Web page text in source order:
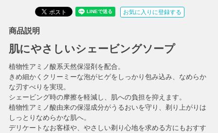
お気に入りに登録する
商品説明
肌にやさしいシェービングソープ
植物性アミノ酸系天然保湿剤を配合。
きめ細かくクリーミーな泡がヒゲをしっかり包み込み、なめらか
な刃すべりを実現。
シェービング時の摩擦を軽減し、肌への負担を抑えます。
植物性アミノ酸由来の保湿成分がうるおいを守り、剃り上がりは
しっとりなめらかな肌へ。
デリケートなお客様や、やさしい剃り心地を求める方にもおすす